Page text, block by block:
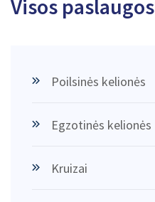
Visos paslaugos
Poilsinės kelionės
Egzotinės kelionės
Kruizai